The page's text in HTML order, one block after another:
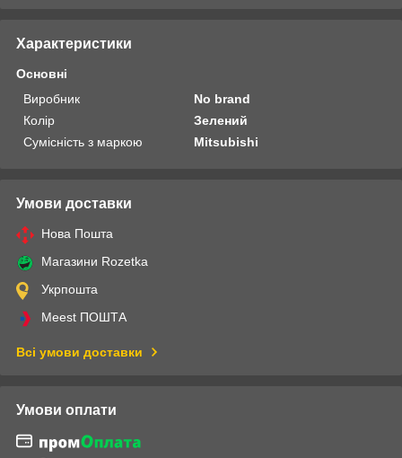
Характеристики
Основні
Виробник
No brand
Колір
Зелений
Сумісність з маркою
Mitsubishi
Умови доставки
Нова Пошта
Магазини Rozetka
Укрпошта
Meest ПОШТА
Всі умови доставки
Умови оплати